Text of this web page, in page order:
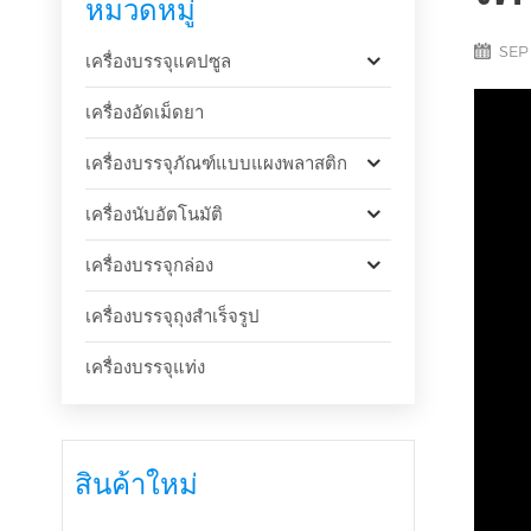
หมวดหมู่
เครื่องบรรจุแคปซูล
เครื่องอัดเม็ดยา
เครื่องบรรจุภัณฑ์แบบแผงพลาสติก
เครื่องนับอัตโนมัติ
เครื่องบรรจุกล่อง
เครื่องบรรจุถุงสำเร็จรูป
เครื่องบรรจุแท่ง
สินค้าใหม่